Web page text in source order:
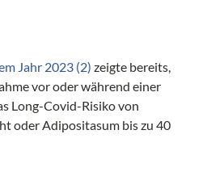
Jahr 2023 (2) zeigte bereits,
vor oder während einer
Long-Covid-Risiko von
oder Adipositasum bis zu 40